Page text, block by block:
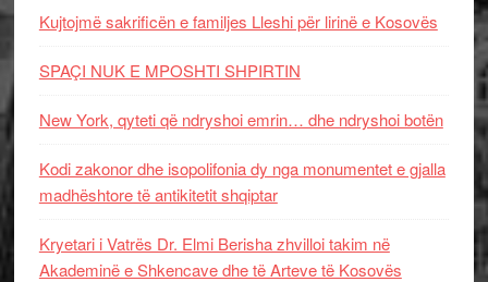
Kujtojmë sakrificën e familjes Lleshi për lirinë e Kosovës
SPAÇI NUK E MPOSHTI SHPIRTIN
New York, qyteti që ndryshoi emrin… dhe ndryshoi botën
Kodi zakonor dhe isopolifonia dy nga monumentet e gjalla
madhështore të antikitetit shqiptar
Kryetari i Vatrës Dr. Elmi Berisha zhvilloi takim në
Akademinë e Shkencave dhe të Arteve të Kosovës